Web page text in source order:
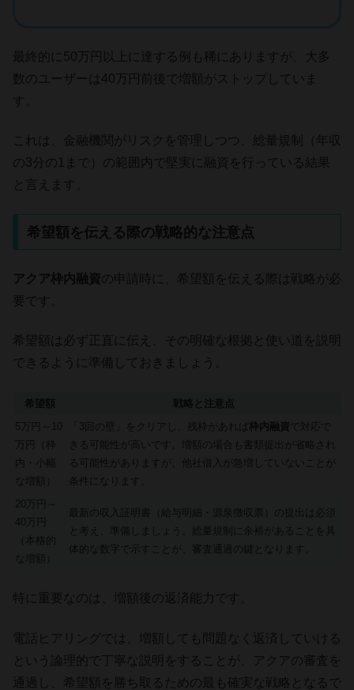
最終的に50万円以上に達する例も稀にありますが、大多
数のユーザーは40万円前後で増額がストップしていま
す。
これは、金融機関がリスクを管理しつつ、総量規制（年収
の3分の1まで）の範囲内で堅実に融資を行っている結果
と言えます。
希望額を伝える際の戦略的な注意点
アクア枠内融資 の申請時に、希望額を伝える際は戦略が必
要です。
希望額は必ず正直に伝え、その明確な根拠と使い道を説明
できるように準備しておきましょう。
希望額
戦略と注意点
5万円～10
万円（枠
内・小幅
な増額）
「3回の壁」をクリアし、残枠があれば 枠内融資
で対応で
きる可能性が高いです。増額の場合も書類提出が省略され
る可能性がありますが、他社借入が急増していないことが
条件になります。
20万円～
40万円
な増額）
最新の収入証明書（給与明細・源泉徴収票）の提出は必須
と考え、準備しましょう。総量規制に余裕があることを具
体的な数字で示すことが、審査通過の鍵となります。
特に重要なのは、増額後の返済能力です。
電話ヒアリングでは、増額しても問題なく返済していける
という論理的で丁寧な説明をすることが、アクアの審査を
通過し、希望額を勝ち取るための最も確実な戦略となるで